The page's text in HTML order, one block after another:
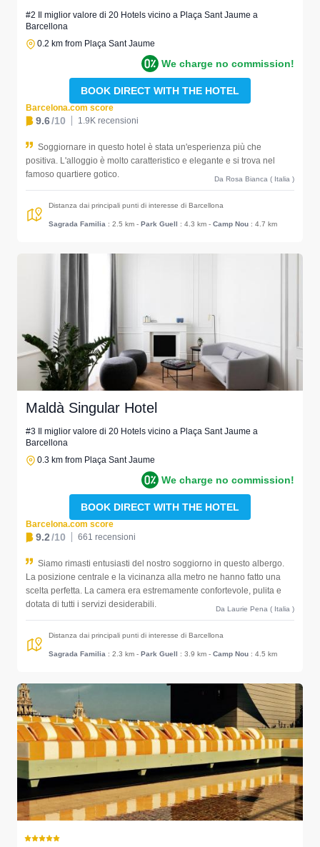
#2 Il miglior valore di 20 Hotels vicino a Plaça Sant Jaume a
Barcellona
0.2 km from Plaça Sant Jaume
We charge no commission!
BOOK DIRECT WITH THE HOTEL
Barcelona.com score
9.6/10 1.9K recensioni
Soggiornare in questo hotel è stata un'esperienza più che
positiva. L'alloggio è molto caratteristico e elegante e si trova nel
famoso quartiere gotico.
Da Rosa Bianca ( Italia )
Distanza dai principali punti di interesse di Barcellona
Sagrada Familia : 2.5 km - Park Guell : 4.3 km - Camp Nou : 4.7 km
Maldà Singular Hotel
#3 Il miglior valore di 20 Hotels vicino a Plaça Sant Jaume a
Barcellona
0.3 km from Plaça Sant Jaume
We charge no commission!
BOOK DIRECT WITH THE HOTEL
Barcelona.com score
9.2/10 661 recensioni
Siamo rimasti entusiasti del nostro soggiorno in questo albergo.
La posizione centrale e la vicinanza alla metro ne hanno fatto una
scelta perfetta. La camera era estremamente confortevole, pulita e
dotata di tutti i servizi desiderabili.
Da Laurie Pena ( Italia )
Distanza dai principali punti di interesse di Barcellona
Sagrada Familia : 2.3 km - Park Guell : 3.9 km - Camp Nou : 4.5 km